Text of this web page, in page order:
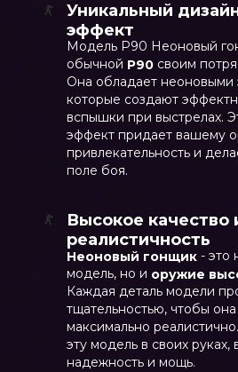
Уникальный
эффект
Модель P90 Неоновый
обычной P90 своим
Она обладает неоновыми
которые создают
вспышки при выстрелах.
эффект придает вашему
привлекательность и
поле боя.
Высокое качество
реалистичность
Неоновый гонщик - это
модель, но и оружие
Каждая деталь модели
тщательностью, чтобы
максимально
эту модель в своих руках,
надежность и мощь.